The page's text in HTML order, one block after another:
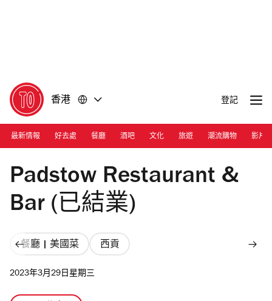
香港 登記
最新情報 好去處 餐廳 酒吧 文化 旅遊 潮流購物 影片
Photograph: Courtesy Padstow Restaurant & Bar
Padstow Restaurant &
Bar (已結業)
餐廳 | 美國菜 西貢
2023年3月29日星期三